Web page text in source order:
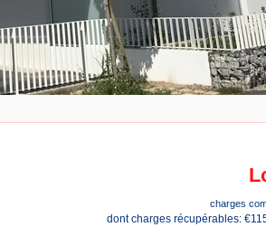
charges
dont charges récupérables: